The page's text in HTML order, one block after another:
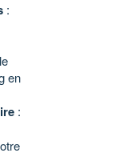
:
en
: